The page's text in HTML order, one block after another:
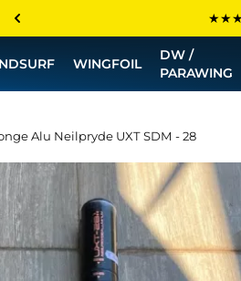
Les
💰
WINGFOIL
DW /
PARAWING
Alu Neilpryde UXT SDM - 28